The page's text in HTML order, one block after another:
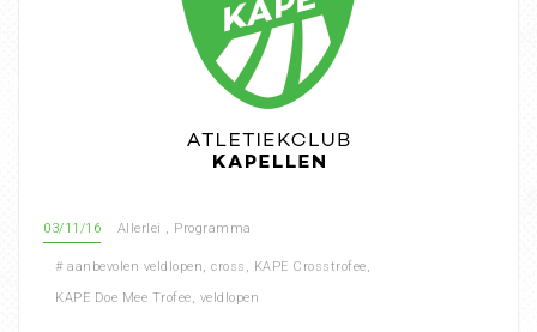
03/11/16 Allerlei , Programma
# aanbevolen veldlopen, cross , KAPE Crosstrofee,
KAPE Doe Mee Trofee, veldlopen